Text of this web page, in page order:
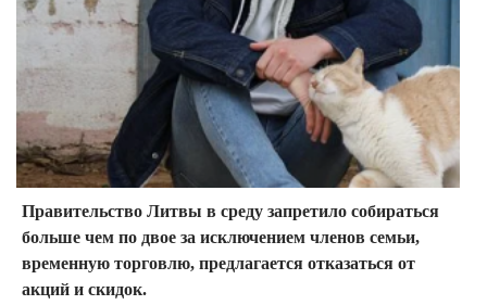
Правительство Литвы в среду запретило собираться
больше чем по двое за исключением членов семьи,
временную торговлю, предлагается отказаться от
акций и скидок.